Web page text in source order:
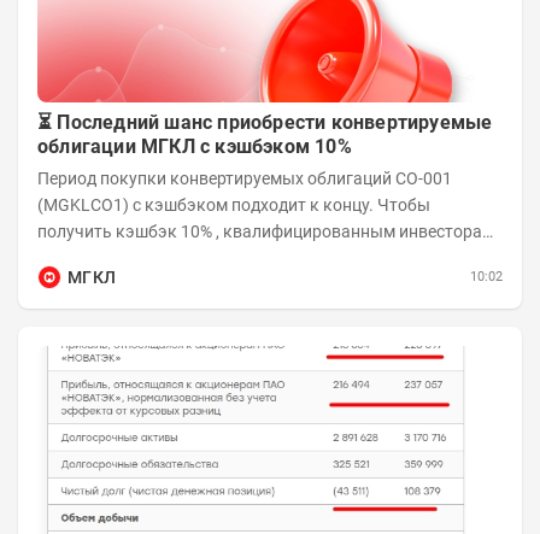
⏳ Последний шанс приобрести конвертируемые
облигации МГКЛ с кэшбэком 10%
Период покупки конвертируемых облигаций СО-001
(MGKLCO1) с кэшбэком подходит к концу. Чтобы
получить кэшбэк 10% , квалифицированным инвесторам
МГКЛ
10:02